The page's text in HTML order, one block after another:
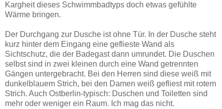
Kargheit dieses Schwimmbadtyps doch etwas gefühlte
Wärme bringen.
Der Durchgang zur Dusche ist ohne Tür. In der Dusche steht
kurz hinter dem Eingang eine geflieste Wand als
Sichtschutz, die der Badegast dann umrundet. Die Duschen
selbst sind in zwei kleinen durch eine Wand getrennten
Gängen untergebracht. Bei den Herren sind diese weiß mit
dunkelblauem Strich, bei den Damen weiß gefliest mit rotem
Strich. Auch Ostberlin-typisch: Duschen und Toiletten sind
mehr oder weniger ein Raum. Ich mag das nicht.